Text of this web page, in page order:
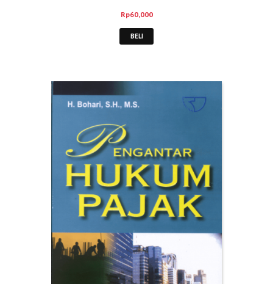
Rp60,000
BELI